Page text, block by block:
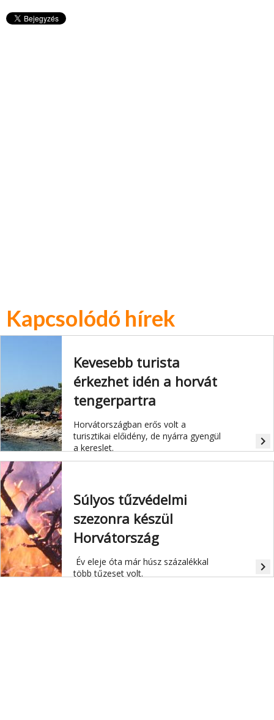
Kapcsolódó hírek
Kevesebb turista
érkezhet idén a horvát
tengerpartra
Horvátországban erős volt a
turisztikai előidény, de nyárra gyengül
a kereslet.
navigate_next
Súlyos tűzvédelmi
szezonra készül
Horvátország
Év eleje óta már húsz százalékkal
több tűzeset volt.
navigate_next